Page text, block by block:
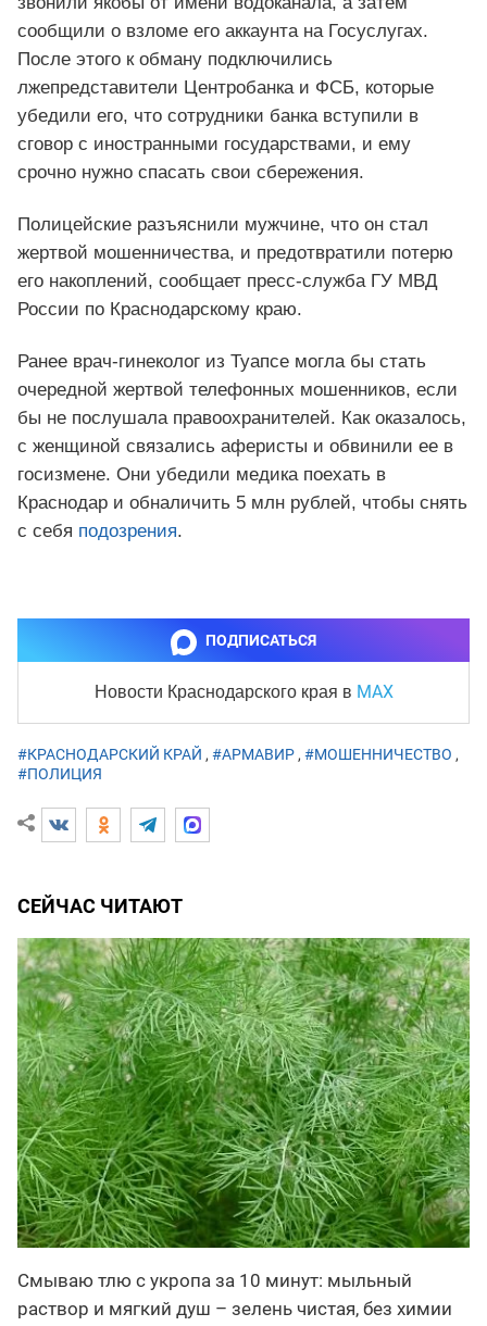
сообщили о взломе его аккаунта на Госуслугах.
После этого к обману подключились
лжепредставители Центробанка и ФСБ, которые
убедили его, что сотрудники банка вступили в
сговор с иностранными государствами, и ему
срочно нужно спасать свои сбережения.
Полицейские разъяснили мужчине, что он стал
жертвой мошенничества, и предотвратили потерю
его накоплений, сообщает пресс-служба ГУ МВД
России по Краснодарскому краю.
Ранее врач-гинеколог из Туапсе могла бы стать
очередной жертвой телефонных мошенников, если
бы не послушала правоохранителей. Как оказалось,
с женщиной связались аферисты и обвинили ее в
госизмене. Они убедили медика поехать в
Краснодар и обналичить 5 млн рублей, чтобы снять
с себя подозрения.
ПОДПИСАТЬСЯ
Новости Краснодарского края в MAX
#КРАСНОДАРСКИЙ КРАЙ , #АРМАВИР, #МОШЕННИЧЕСТВО ,
#ПОЛИЦИЯ
СЕЙЧАС ЧИТАЮТ
Смываю тлю с укропа за 10 минут: мыльный
раствор и мягкий душ – зелень чистая, без химии